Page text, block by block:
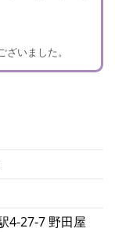
いました。
4-27-7 野田屋